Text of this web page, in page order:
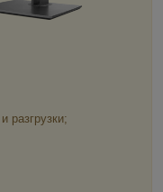
разгрузки;